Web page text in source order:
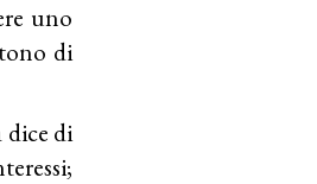
uno
di
dice di